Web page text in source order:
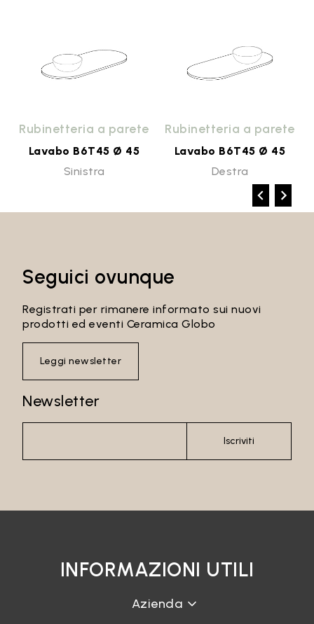
Rubinetteria a parete
Lavabo B6T45 Ø 45
Sinistra
Rubinetteria a parete
Lavabo B6T45 Ø 45
Destra
Seguici ovunque
Registrati per rimanere informato sui nuovi
prodotti ed eventi Ceramica Globo
Leggi newsletter
Newsletter
Iscriviti
INFORMAZIONI UTILI
Azienda